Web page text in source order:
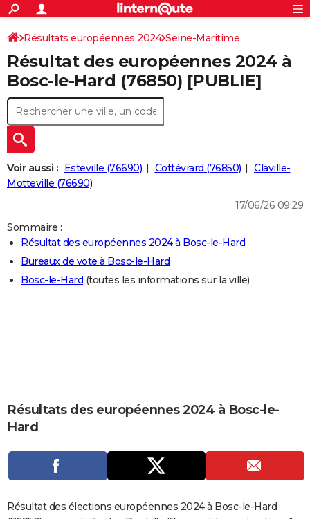
ACTUALITÉS
Politique
Société
Faits Divers
Education
Monde
Villes
+
SPORT
Coupe du monde 2026
Football
Tennis
Cyclisme
Rugby
Forum
Programme TV
TNT
Streaming
Cinéma
Sorties cinéma
Musique
+
FINANCE
Retraite
Impôts
Epargne
Immobilier
Risques naturels par ville
Banque
Assurance
Crédit
AUTO
Essais
Réserver un essai
Citadines
Berlines
SUV
Forum auto
+
HIGH-TECH
Mobiles
Meilleur smartphone
Internet
Ordinateurs
Jeux vidéo
Guide high-tech
+
BRICOLAGE
Guides de France
Escapades
Patrimoine
Expositions
Musées
Week-end nature
LIFESTYLE
Art de vivre
Bien-être
Loisirs
Mode
Modes de vie
CARTE DE VOEUX
Carte de Noël
Carte Bonne année
Carte Saint-Valentin
Carte Pâques
Carte d'anniversaire
Dictionnaire
Biographies
Expressions
Proverbes
PROGRAMME TV
Rechercher
S'inscrire
Connexion
Résultats européennes 2024 Seine-Maritime
Résultat des européennes 2024 à
Bosc-le-Hard (76850) [PUBLIE]
Voir aussi : Esteville (76690) Cottévrard (76850)
Claville-
Motteville (76690)
17/06/26 09:29
Sommaire :
Résultat des européennes 2024 à Bosc-le-Hard
Bureaux de vote à Bosc-le-Hard
Bosc-le-Hard (toutes les informations sur la ville)
Résultats des européennes 2024 à Bosc-le-
Hard
Résultat des élections européennes 2024 à Bosc-le-Hard